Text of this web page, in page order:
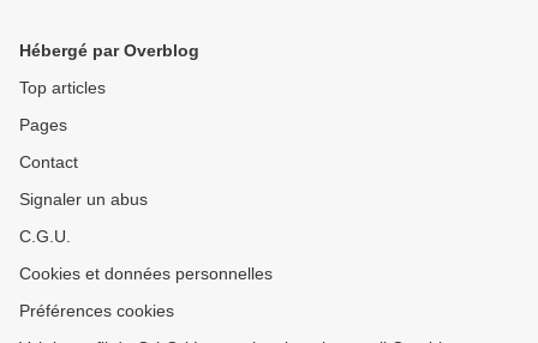
Hébergé par Overblog
Top articles
Pages
Contact
Signaler un abus
C.G.U.
Cookies et données personnelles
Préférences cookies